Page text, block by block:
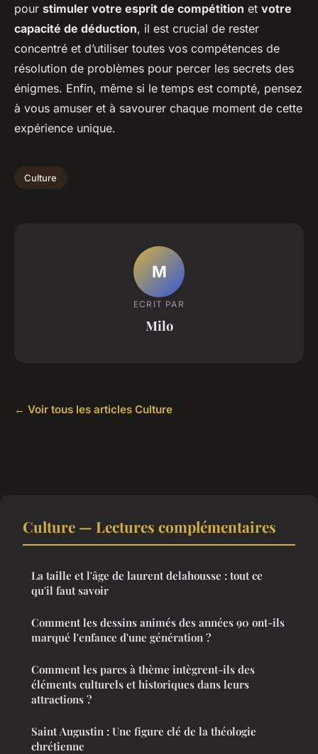
pour stimuler votre esprit de compétition et votre
capacité de déduction, il est crucial de rester
concentré et d’utiliser toutes vos compétences de
résolution de problèmes pour percer les secrets des
énigmes. Enfin, même si le temps est compté, pensez
à vous amuser et à savourer chaque moment de cette
expérience unique.
Culture
M
ECRIT PAR
Milo
← Voir tous les articles Culture
Culture — Lectures complémentaires
La taille et l'âge de laurent delahousse : tout ce
qu'il faut savoir
Comment les dessins animés des années 90 ont-ils
marqué l'enfance d'une génération ?
Comment les parcs à thème intègrent-ils des
éléments culturels et historiques dans leurs
attractions ?
Saint Augustin : Une figure clé de la théologie
chrétienne